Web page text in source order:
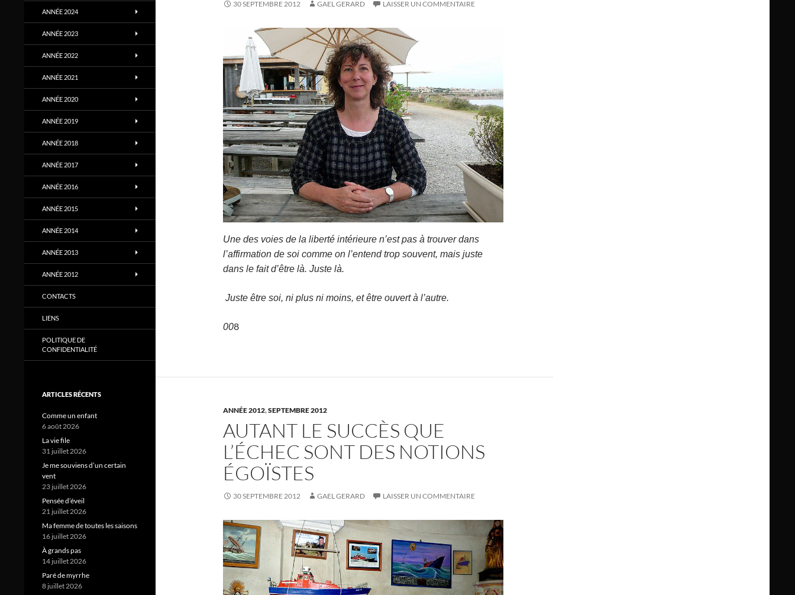
30 SEPTEMBRE 2012 GAEL GERARD LAISSER UN COMMENTAIRE
Une des voies de la liberté intérieure n’est pas à trouver dans
l’affirmation de soi comme on l’entend trop souvent, mais juste
dans le fait d’être là. Juste là.
Juste être soi, ni plus ni moins, et être ouvert à l’autre.
008
ANNÉE 2012,SEPTEMBRE 2012
AUTANT LE SUCCÈS QUE
L’ÉCHEC SONT DES NOTIONS
ÉGOÏSTES
30 SEPTEMBRE 2012 GAEL GERARD LAISSER UN COMMENTAIRE
ANNÉE 2024
ANNÉE 2023
ANNÉE 2022
ANNÉE 2021
ANNÉE 2020
ANNÉE 2019
ANNÉE 2018
ANNÉE 2017
ANNÉE 2016
ANNÉE 2015
ANNÉE 2014
ANNÉE 2013
ANNÉE 2012
CONTACTS
LIENS
POLITIQUE DE
CONFIDENTIALITÉ
ARTICLES RÉCENTS
Comme un enfant
6 août 2026
La vie file
31 juillet 2026
Je me souviens d’un certain
vent
23 juillet 2026
Pensée d’éveil
21 juillet 2026
Ma femme de toutes les saisons
16 juillet 2026
À grands pas
14 juillet 2026
Paré de myrrhe
8 juillet 2026